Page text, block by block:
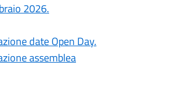
2026.
date Open Day.
assemblea